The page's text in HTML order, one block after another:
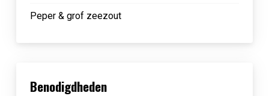
Peper & grof zeezout
Benodigdheden